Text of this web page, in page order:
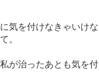
気を付けなきゃいけな
。
が治ったあとも気を付